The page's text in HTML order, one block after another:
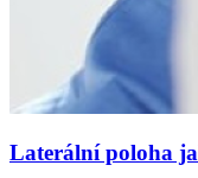
Laterální poloha